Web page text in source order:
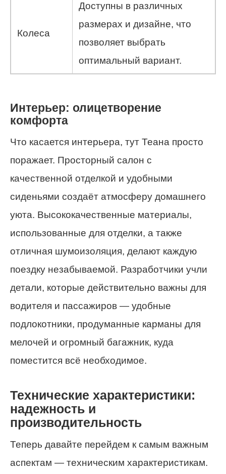
Колеса
Доступны в различных
размерах и дизайне, что
позволяет выбрать
оптимальный вариант.
Интерьер: олицетворение
комфорта
Что касается интерьера, тут Теана просто
поражает. Просторный салон с
качественной отделкой и удобными
сиденьями создаёт атмосферу домашнего
уюта. Высококачественные материалы,
использованные для отделки, а также
отличная шумоизоляция, делают каждую
поездку незабываемой. Разработчики учли
детали, которые действительно важны для
водителя и пассажиров — удобные
подлокотники, продуманные карманы для
мелочей и огромный багажник, куда
поместится всё необходимое.
Технические характеристики:
надежность и
производительность
Теперь давайте перейдем к самым важным
аспектам — техническим характеристикам.